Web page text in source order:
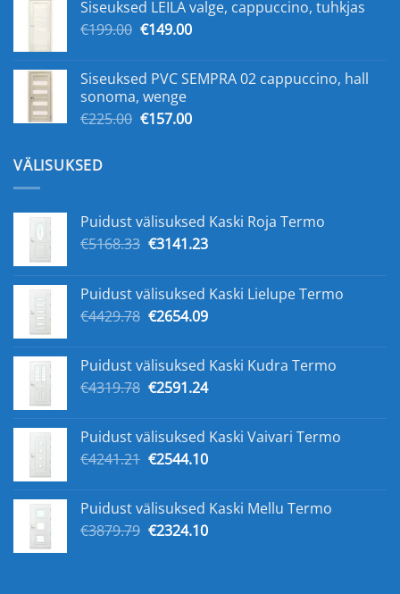
€199.00.
Siseuksed LEILA valge, cappuccino, tuhkjas
€199.00 Первоначальная
€199.00.
€149.00Текущая
Siseuksed PVC SEMPRA 02 cappuccino, hall
sonoma, wenge
€225.00 Первоначальная
€157.00Текущая
VÄLISUKSED
Puidust välisuksed Kaski Roja Termo
€5168.33 Первоначальная
€5168.33.
€3141.23Текущая
Puidust välisuksed Kaski Lielupe Termo
€4429.78 Первоначальная
€4429.78.
€2654.09Текущая
Puidust välisuksed Kaski Kudra Termo
€4319.78 Первоначальная
€4319.78.
€2591.24Текущая
Puidust välisuksed Kaski Vaivari Termo
€4241.21 Первоначальная
€4241.21.
€2544.10Текущая
Puidust välisuksed Kaski Mellu Termo
€3879.79 Первоначальная
€2324.10Текущая